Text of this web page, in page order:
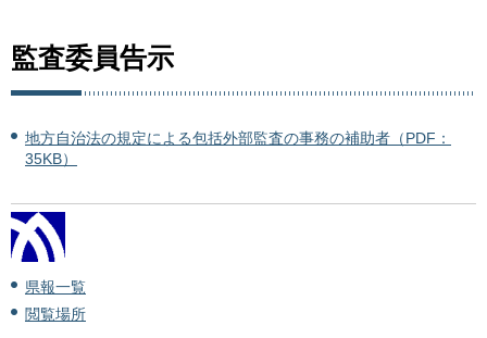
監査委員告示
地方自治法の規定による包括外部監査の事務の補助者（PDF：
35KB）
県報一覧
閲覧場所